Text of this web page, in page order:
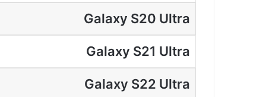
Galaxy S20 Ultra
Galaxy S21 Ultra
Galaxy S22 Ultra